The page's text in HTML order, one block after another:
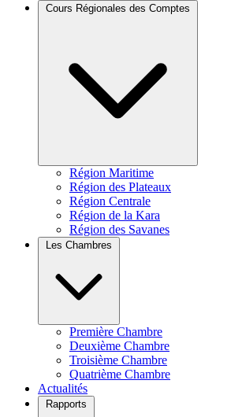
Région Maritime
Région des Plateaux
Région Centrale
Région de la Kara
Région des Savanes
Première Chambre
Deuxième Chambre
Troisième Chambre
Quatrième Chambre
Actualités